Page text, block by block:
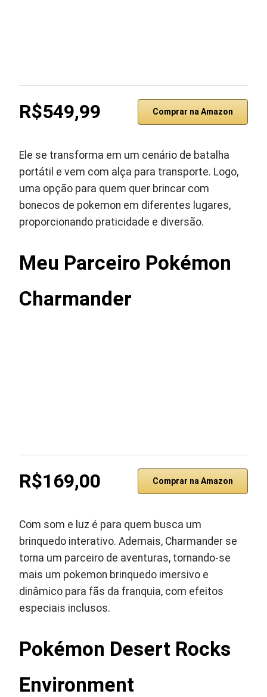
R$549,99 Comprar na Amazon
Ele se transforma em um cenário de batalha
portátil e vem com alça para transporte. Logo,
uma opção para quem quer brincar com
bonecos de pokemon em diferentes lugares,
proporcionando praticidade e diversão.
Meu Parceiro Pokémon
Charmander
R$169,00 Comprar na Amazon
Com som e luz é para quem busca um
brinquedo interativo. Ademais, Charmander se
torna um parceiro de aventuras, tornando-se
mais um pokemon brinquedo imersivo e
dinâmico para fãs da franquia, com efeitos
especiais inclusos.
Pokémon Desert Rocks
Environment